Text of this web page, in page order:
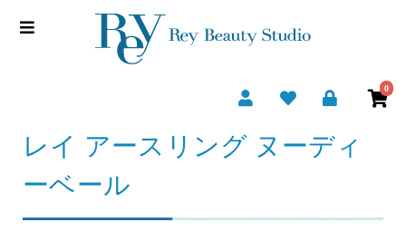
0
レイ アースリング ヌーディ
ーベール